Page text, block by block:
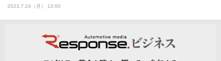
2023.7.24（月） 13:00